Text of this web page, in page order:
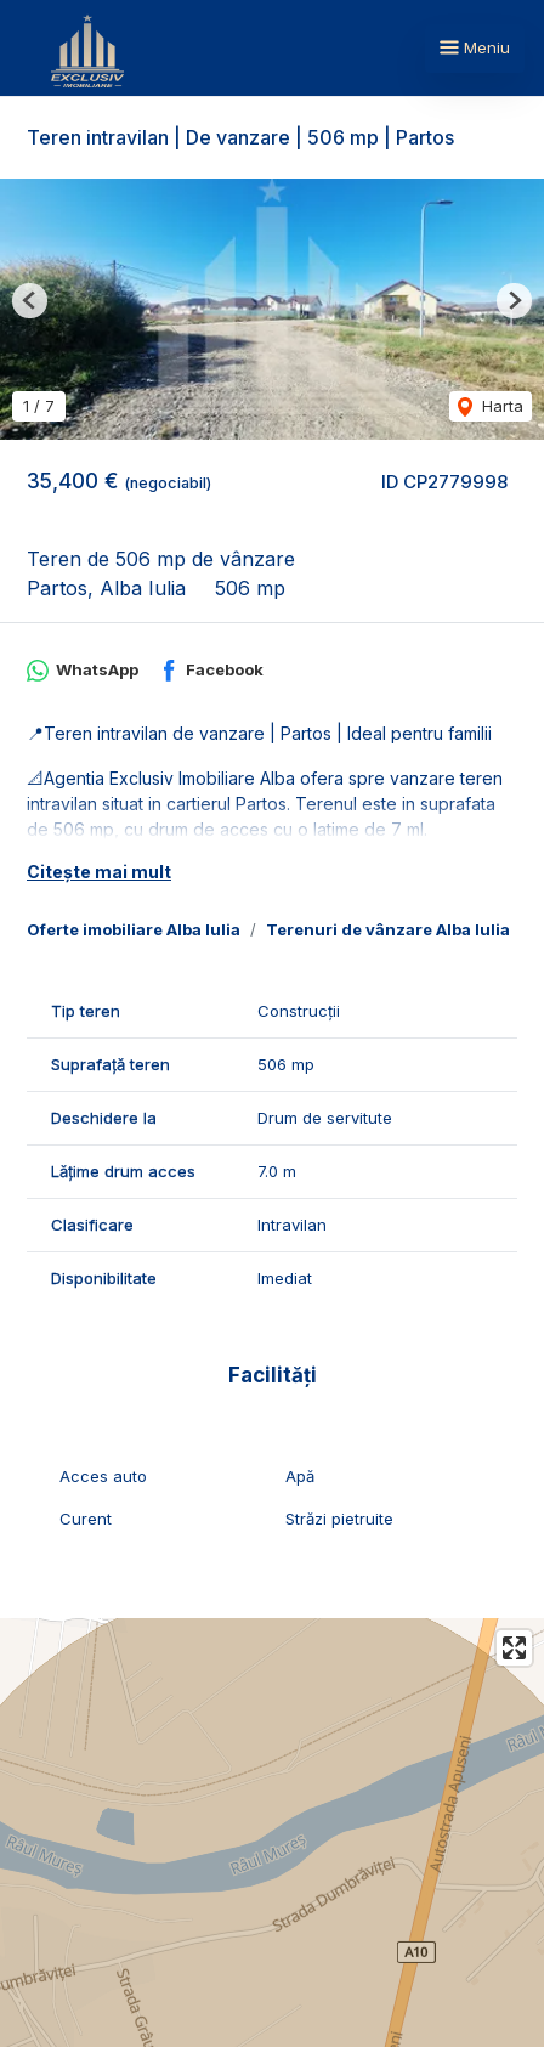
Meniu
Teren intravilan | De vanzare | 506 mp | Partos
ID CP2779998
35,400 € (negociabil)
Teren de 506 mp de vânzare
Partos, Alba Iulia
506 mp
1 / 7 Harta
Previous
Oferte imobiliare Alba Iulia Terenuri de vânzare Alba Iulia
WhatsApp Facebook
📍Teren intravilan de vanzare | Partos | Ideal pentru familii
📐Agentia Exclusiv Imobiliare Alba ofera spre vanzare teren
intravilan situat in cartierul Partos. Terenul este in suprafata
de 506 mp, cu drum de acces cu o latime de 7 ml.
🚰Terenul dispune de retele de utilitati: apa si curent.
🤝Recomandam aceasta proprietate pentru constructia unei
vizionari, suntem disponibili pentru dumneavostra, Echipa
Exclusiv Imobiliare Alba!
Citește mai mult
Tip teren Construcții
Suprafață teren 506 mp
Deschidere la Drum de servitute
Lățime drum acces 7.0 m
Clasificare Intravilan
Disponibilitate Imediat
Facilități
Acces auto Apă
Curent Străzi pietruite